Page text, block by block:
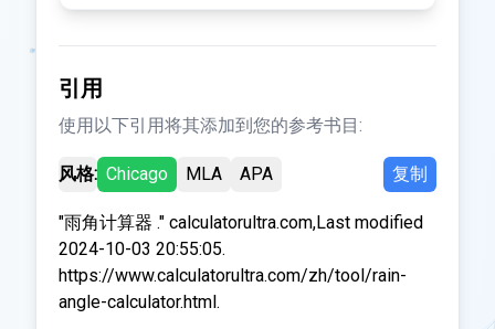
引用
使用以下引用将其添加到您的参考书目:
风格: Chicago MLA APA 复制
"雨角计算器 ." calculatorultra.com,Last modified
2024-10-03 20:55:05.
https://www.calculatorultra.com/zh/tool/rain-
angle-calculator.html.